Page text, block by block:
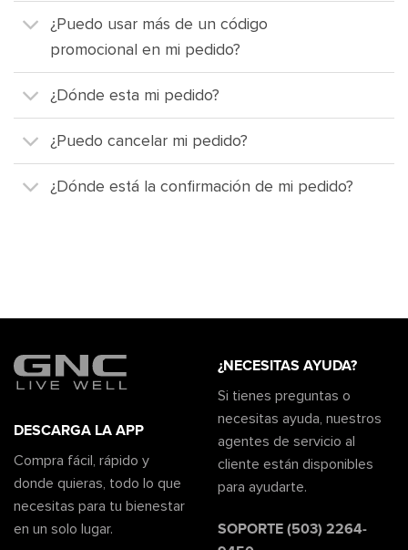
¿Puedo usar más de un código
promocional en mi pedido?
¿Dónde esta mi pedido?
¿Puedo cancelar mi pedido?
¿Dónde está la confirmación de mi pedido?
DESCARGA LA APP
Compra fácil, rápido y
donde quieras, todo lo que
necesitas para tu bienestar
en un solo lugar.
¿NECESITAS AYUDA?
Si tienes preguntas o
necesitas ayuda, nuestros
agentes de servicio al
cliente están disponibles
para ayudarte.
SOPORTE (503) 2264-